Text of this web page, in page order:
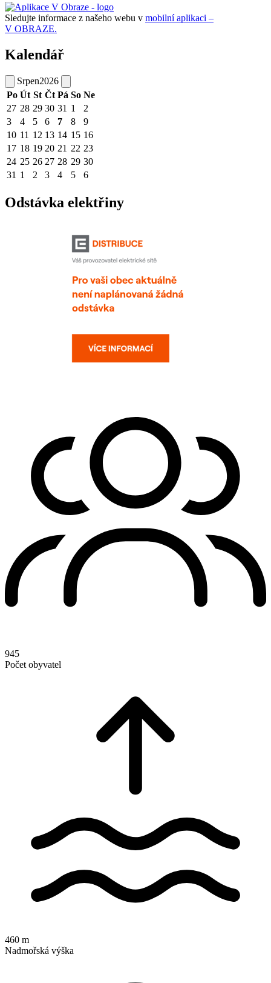
Sledujte informace z našeho webu v mobilní aplikaci –
V OBRAZE.
Kalendář
Srpen2026
Po Út St Čt Pá So Ne
27 28 29 30 31 1
2
3
4 5 6 7 8
9
10 11 12 13 14 15 16
17 18 19 20 21 22 23
24 25 26 27 28 29 30
31 1 2 3 4 5 6
Odstávka elektřiny
945
Počet obyvatel
460 m
Nadmořská výška